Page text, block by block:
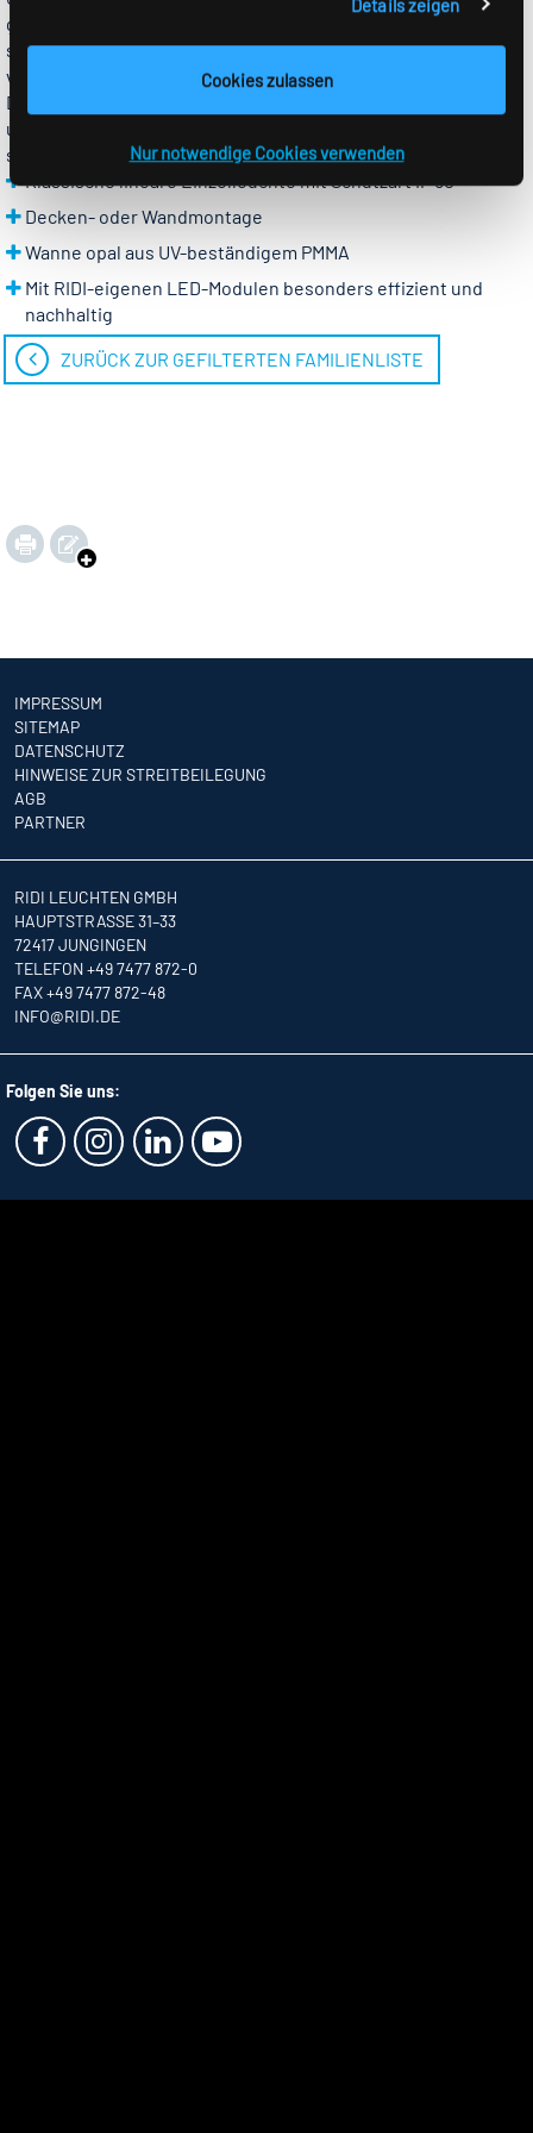
Details zeigen
Cookies zulassen
Nur notwendige Cookies verwenden
geradlinigem Leuchtendesign und hoher Schutzart gefragt
sind. Sie besticht durch ihr klassisches Design gepaart mit
verschiedenen Lichttechniken und erhöhter Schutzart IP 50.
Die opalen oder prismenstruktrurierte Wannen
unterstreichen die lineare Formgebung. Die Leuchte kann
sowohl an die Decke, aber auch an die Wand montiert werden.
Klassische lineare Einzelleuchte mit Schutzart IP 50
Decken- oder Wandmontage
Wanne opal aus UV-beständigem PMMA
Mit RIDI-eigenen LED-Modulen besonders effizient und
nachhaltig
ZURÜCK ZUR GEFILTERTEN FAMILIENLISTE
IMPRESSUM
SITEMAP
DATENSCHUTZ
HINWEISE ZUR STREITBEILEGUNG
AGB
PARTNER
RIDI LEUCHTEN GMBH
HAUPTSTRASSE 31–33
72417 JUNGINGEN
TELEFON +49 7477 872-0
FAX +49 7477 872-48
INFO@RIDI.DE
Folgen Sie uns: